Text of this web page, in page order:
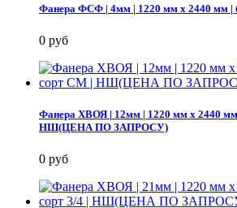
Фанера ФСФ | 4мм | 1220 мм х 2440 мм |
0 руб
Фанера ХВОЯ | 12мм | 1220 мм х 2440
НШ(ЦЕНА ПО ЗАПРОСУ)
0 руб